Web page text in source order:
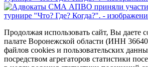
Продолжая использовать сайт, Вы даете
палате Воронежской области (ИНН
файлов cookies и пользовательских
посредством агрегаторов статистики